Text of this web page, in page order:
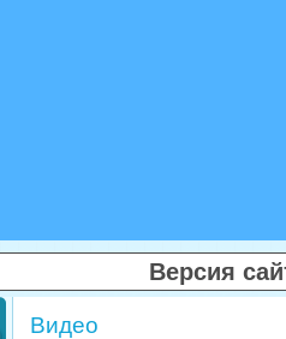
Версия
Видео